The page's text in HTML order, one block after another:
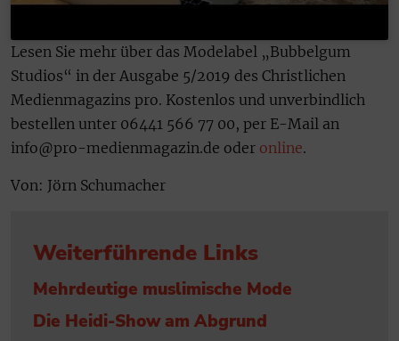
Lesen Sie mehr über das Modelabel „Bubbelgum
Studios“ in der Ausgabe 5/2019 des Christlichen
Medienmagazins pro. Kostenlos und unverbindlich
bestellen unter 06441 566 77 00, per E-Mail an
info@pro-medienmagazin.de oder online.
Von: Jörn Schumacher
Weiterführende Links
Mehrdeutige muslimische Mode
Die Heidi-Show am Abgrund